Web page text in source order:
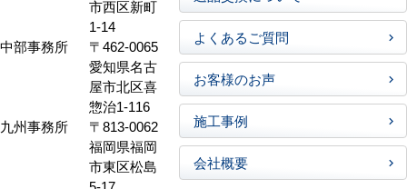
市西区新町
1-14
中部事務所
〒462-0065
愛知県名古
屋市北区喜
惣治1-116
九州事務所
〒813-0062
福岡県福岡
市東区松島
よくあるご質問
お客様のお声
施工事例
会社概要